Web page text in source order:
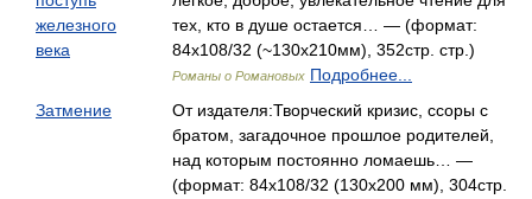
железного
века
тех, кто в душе остается… — (формат:
84x108/32 (~130x210мм), 352стр. стр.)
Романы о Романовых Подробнее...
Затмение
От издателя:Творческий кризис, ссоры с
братом, загадочное прошлое родителей,
над которым постоянно ломаешь… —
(формат: 84x108/32 (130х200 мм), 304стр.